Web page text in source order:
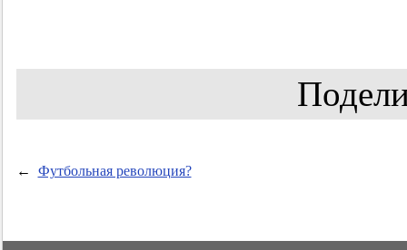
← Футбольная революция?